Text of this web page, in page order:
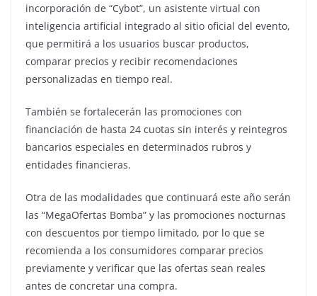
incorporación de “Cybot”, un asistente virtual con
inteligencia artificial integrado al sitio oficial del evento,
que permitirá a los usuarios buscar productos,
comparar precios y recibir recomendaciones
personalizadas en tiempo real.
También se fortalecerán las promociones con
financiación de hasta 24 cuotas sin interés y reintegros
bancarios especiales en determinados rubros y
entidades financieras.
Otra de las modalidades que continuará este año serán
las “MegaOfertas Bomba” y las promociones nocturnas
con descuentos por tiempo limitado, por lo que se
recomienda a los consumidores comparar precios
previamente y verificar que las ofertas sean reales
antes de concretar una compra.